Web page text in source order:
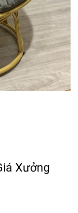
Xưởng